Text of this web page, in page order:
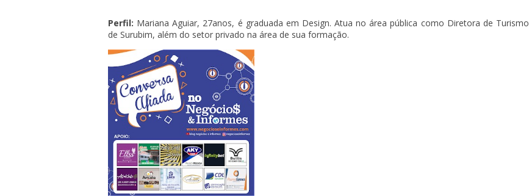
Perfil: Mariana Aguiar, 27anos, é graduada em Design. Atua no área pública como Diretora de Turismo
de Surubim, além do setor privado na área de sua formação.